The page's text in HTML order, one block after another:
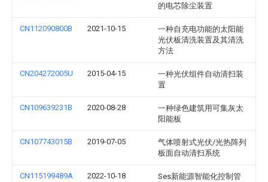
的电芯除尘装置
CN112090800B 2021-10-15
一种自充电功能的太阳能
光伏板清洗装置及其清洗
方法
CN204272005U 2015-04-15
一种光伏组件自动清扫装
置
CN109639231B 2020-08-28
一种绿色建筑用可集灰太
阳能板
CN107743015B 2019-07-05
气体喷射式光伏/光热阵列
板面自动清扫系统
CN115199489A 2022-10-18
Ses新能源智能化控制管